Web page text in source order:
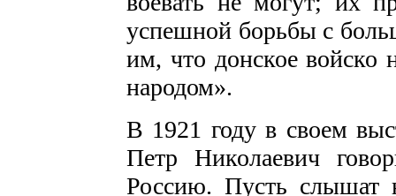
успешной борьбы с
им, что донское войско
народом».
В 1921 году в своем
Петр Николаевич
Россию. Пусть слышат